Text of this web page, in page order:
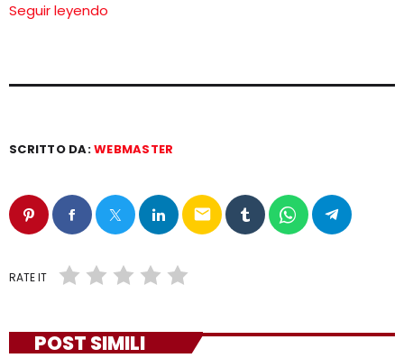
Seguir leyendo
SCRITTO DA:WEBMASTER
email
RATE IT
POST SIMILI